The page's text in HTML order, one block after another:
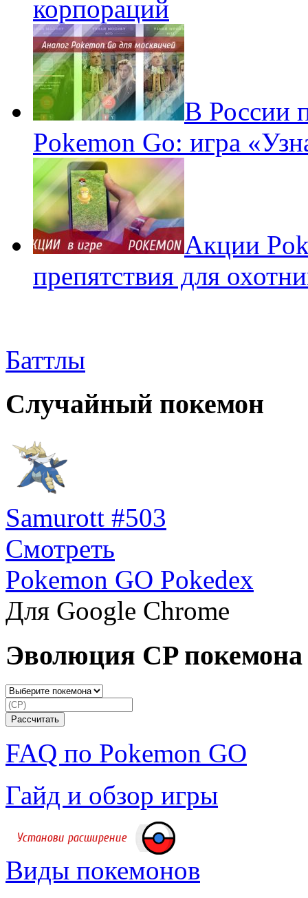
корпораций
В России
Pokemon Go: игра
Акции
препятствия для
Баттлы
Случайный покемон
Samurott #503
Смотреть
Pokemon GO Pokedex
Для Google Chrome
Эволюция CP покемона
FAQ по Pokemon GO
Гайд и обзор игры
Виды покемонов